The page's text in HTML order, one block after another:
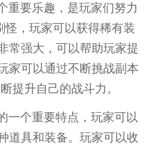
重要乐趣，是玩家们努力
怪，玩家可以获得稀有装
常强大，可以帮助玩家提
家可以通过不断挑战副本
提升自己的战斗力。
一个重要特点，玩家可以
道具和装备。玩家可以收